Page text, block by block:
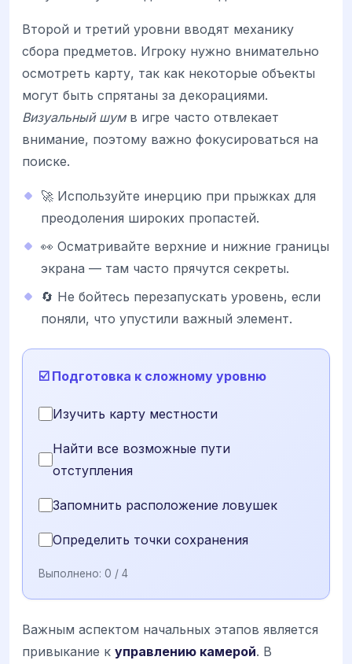
Второй и третий уровни вводят механику
сбора предметов. Игроку нужно внимательно
осмотреть карту, так как некоторые объекты
могут быть спрятаны за декорациями.
Визуальный шумв игре часто отвлекает
внимание, поэтому важно фокусироваться на
поиске.
🚀 Используйте инерцию при прыжках для
преодоления широких пропастей.
👀 Осматривайте верхние и нижние границы
экрана — там часто прячутся секреты.
🔄 Не бойтесь перезапускать уровень, если
поняли, что упустили важный элемент.
☑️ Подготовка к сложному уровню
Изучить карту местности
Найти все возможные пути
отступления
Запомнить расположение ловушек
Определить точки сохранения
Выполнено: 0 / 4
Важным аспектом начальных этапов является
привыкание к управлению камерой. В